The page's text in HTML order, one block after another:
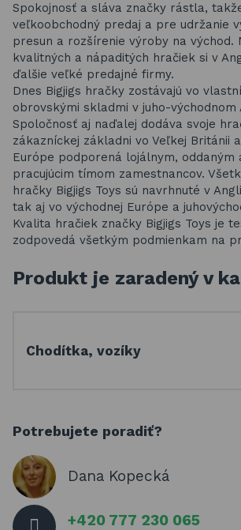
Spokojnosť a sláva značky rástla,
veľkoobchodný predaj a pre udržanie
presun a rozšírenie výroby na východ.
kvalitných a nápaditých hračiek si v
ďalšie veľké predajné firmy.
Dnes Bigjigs hračky zostávajú vo
obrovskými skladmi v juho-východnom
Spoločnosť aj naďalej dodáva svoje
zákazníckej základni vo Veľkej Británii
Európe podporená lojálnym, oddaným
pracujúcim tímom zamestnancov.
hračky Bigjigs Toys sú navrhnuté v
tak aj vo východnej Európe a
Kvalita hračiek značky Bigjigs Toys je
zodpovedá všetkým podmienkam na
Produkt je zaradený v
Chodítka, vozíky
Potrebujete poradiť?
Dana Kopecká
+420 777 230 065